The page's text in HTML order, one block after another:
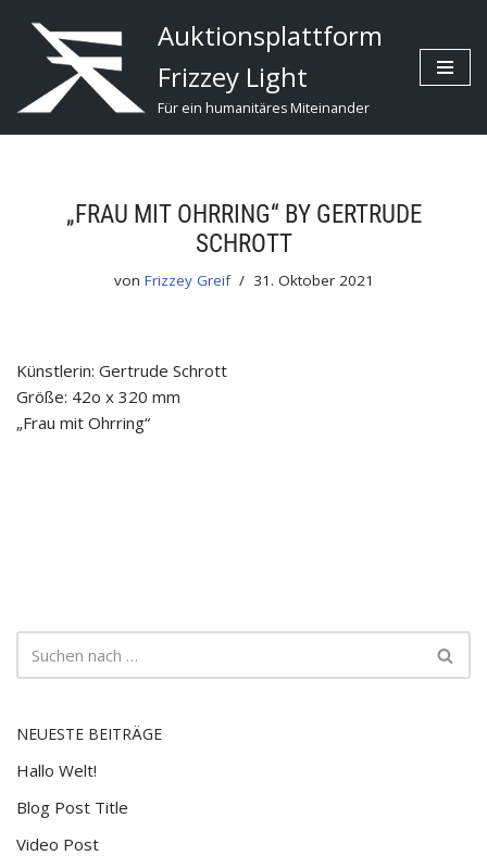
Zum
Inhalt
Auktionsplattform
Frizzey Light
Für ein humanitäres Miteinander
„FRAU MIT OHRRING“ BY GERTRUDE
SCHROTT
von Frizzey Greif 31. Oktober 2021
Künstlerin: Gertrude Schrott
Größe: 42o x 320 mm
„Frau mit Ohrring“
NEUESTE BEITRÄGE
Hallo Welt!
Blog Post Title
Video Post